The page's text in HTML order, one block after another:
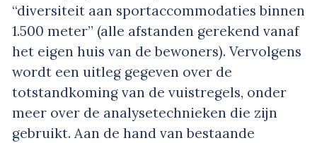
“diversiteit aan sportaccommodaties binnen
1.500 meter” (alle afstanden gerekend vanaf
het eigen huis van de bewoners). Vervolgens
wordt een uitleg gegeven over de
totstandkoming van de vuistregels, onder
meer over de analysetechnieken die zijn
gebruikt. Aan de hand van bestaande